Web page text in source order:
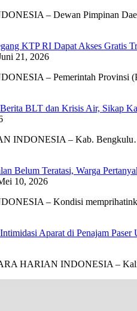
– Dewan Pimpinan
KTP RI Dapat Akses Gratis
21, 2026
– Pemerintah Provinsi
BLT dan Krisis Air, Sikap
INDONESIA – Kab.
Belum Teratasi, Warga
10, 2026
– Kondisi
Aparat di Penajam Paser
HARIAN INDONESIA –